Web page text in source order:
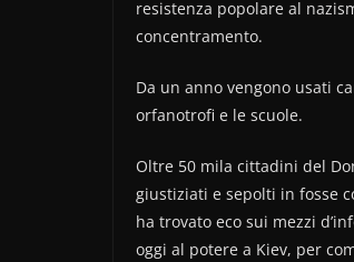
resistenza popolare al
concentramento.
Da un anno vengono usati
orfanotrofi e le scuole.
Oltre 50 mila cittadini del
giustiziati e sepolti in fosse
ha trovato eco sui mezzi
oggi al potere a Kiev, per